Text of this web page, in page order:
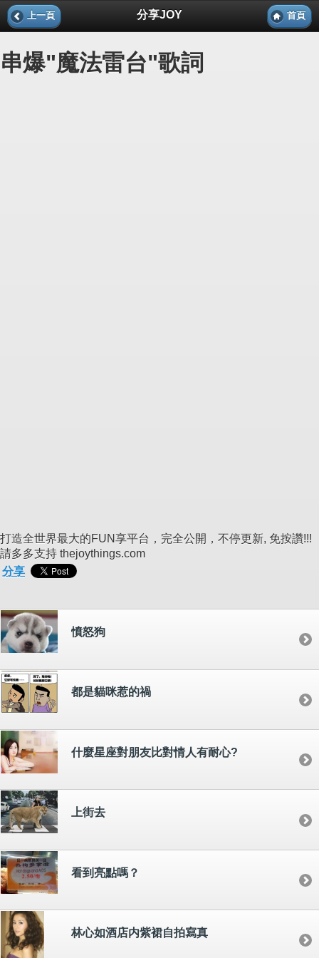
上一頁 分享JOY 首頁
串爆"魔法雷台"歌詞
打造全世界最大的FUN享平台，完全公開，不停更新, 免按讚!!!
請多多支持 thejoythings.com
分享
憤怒狗
都是貓咪惹的禍
什麼星座對朋友比對情人有耐心?
上街去
看到亮點嗎？
林心如酒店内紫裙自拍寫真